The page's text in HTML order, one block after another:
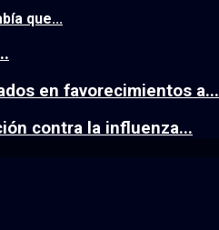
que...
en favorecimientos a...
contra la influenza...